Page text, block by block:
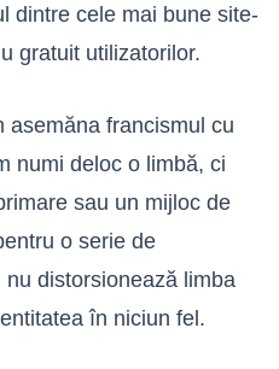
dintre cele mai bune site-
gratuit utilizatorilor.
asemăna francismul cu
numi deloc o limbă, ci
sau un mijloc de
o serie de
distorsionează limba
în niciun fel.